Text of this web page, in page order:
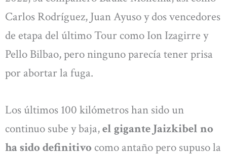
Carlos Rodríguez, Juan Ayuso y dos vencedores
de etapa del último Tour como Ion Izagirre y
Pello Bilbao, pero ninguno parecía tener prisa
por abortar la fuga.
Los últimos 100 kilómetros han sido un
continuo sube y baja,el gigante Jaizkibel no
ha sido definitivo como antaño pero supuso la